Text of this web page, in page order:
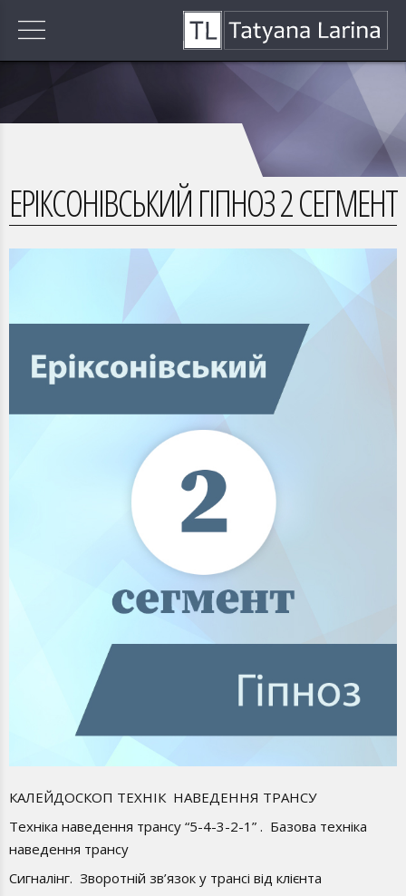
ЕРІКСОНІВСЬКИЙ ГІПНОЗ 2 СЕГМЕНТ
КАЛЕЙДОСКОП ТЕХНІК НАВЕДЕННЯ ТРАНСУ
Техніка наведення трансу “5-4-3-2-1” . Базова техніка
наведення трансу
Сигналінг. Зворотній зв’язок у трансі від клієнта